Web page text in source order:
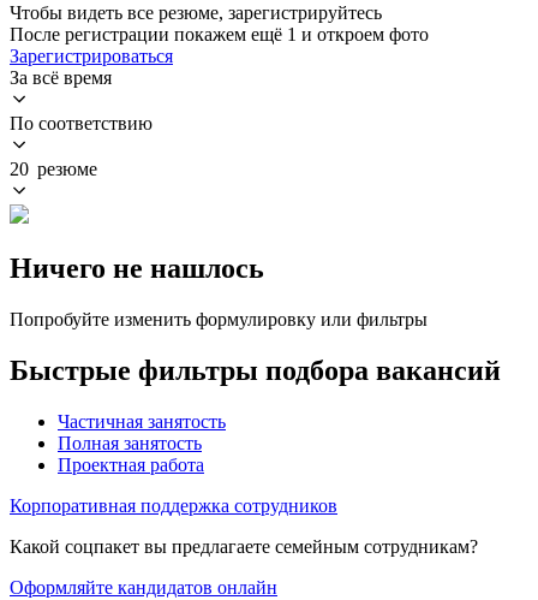
Чтобы видеть все резюме, зарегистрируйтесь
После регистрации покажем ещё 1 и откроем фото
Зарегистрироваться
За всё время
По соответствию
20 резюме
Ничего не нашлось
Попробуйте изменить формулировку или фильтры
Быстрые фильтры подбора вакансий
Частичная занятость
Полная занятость
Проектная работа
Корпоративная поддержка сотрудников
Какой соцпакет вы предлагаете семейным сотрудникам?
Оформляйте кандидатов онлайн